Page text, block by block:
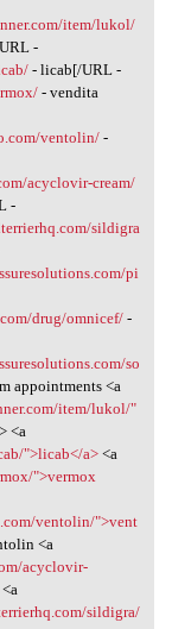
item/lukol/
-
- licab[/URL -
- vendita
ventolin/-
acyclovir-cream/
-
sildigra
pi
drug/omnicef/-
so
appointments <a
item/lukol/"
<a
">licab</a><a
">vermox
ventolin/">vent
<a
acyclovir-
sildigra/